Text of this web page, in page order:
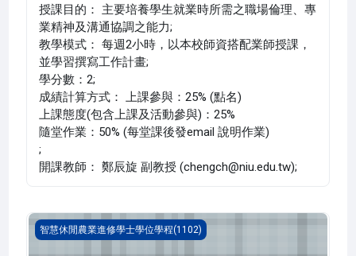
授課目的： 主要培養學生就業時所需之職場倫理、專
業精神及溝通協調之能力;
教學模式： 每週2小時，以本校師資搭配業師授課，
並學習撰寫工作計畫;
學分數：2;
成績計算方式： 上課參與：25% (點名)
上課態度(包含上課及活動參與)：25%
隨堂作業：50% (每堂課後發email 說明作業)
;
開課教師： 鄭辰旋 副教授 (chengch@niu.edu.tw);
經濟學的思考與決策(1102_C1IL010016A)
智慧休閒農業進修學士學位學程(1102)